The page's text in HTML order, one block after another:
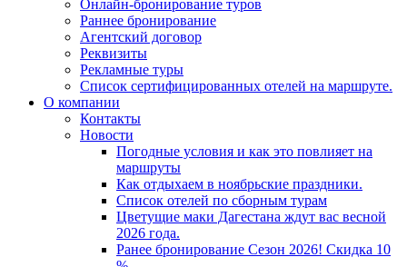
Онлайн-бронирование туров
Раннее бронирование
Агентский договор
Реквизиты
Рекламные туры
Список сертифицированных отелей на маршруте.
О компании
Контакты
Новости
Погодные условия и как это повлияет на
маршруты
Как отдыхаем в ноябрьские праздники.
Список отелей по сборным турам
Цветущие маки Дагестана ждут вас весной
2026 года.
Ранее бронирование Сезон 2026! Скидка 10